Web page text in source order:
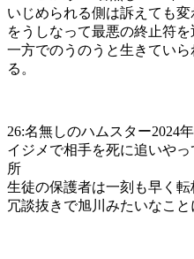
いじめられる側は訴えても
をうしなって最悪の終止符
一方でのうのうと生きてい
る。
26:名無しのハムスター2024
イジメで相手を死に追いや
所
生徒の保護者は一刻も早く
冗談抜きで旭川みたいなこ